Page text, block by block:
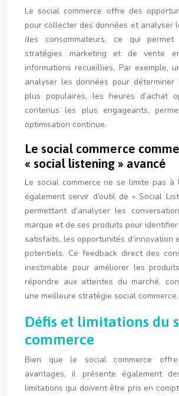
Le social commerce offre des
pour collecter des données et analyser
des consommateurs, ce qui permet
stratégies marketing et de vente
informations recueillies. Par exemple,
analyser les données pour
plus populaires, les heures d’achat
contenus les plus engageants,
optimisation continue.
Le social commerce
« social listening » avancé
Le social commerce ne se limite pas
également servir d’outil de « Social
permettant d’analyser les
marque et de ses produits pour
satisfaits, les opportunités d’innovation
potentiels. Ce feedback direct des
inestimable pour améliorer les
répondre aux attentes du marché,
une meilleure stratégie social commerce.
Défis et limitations du
commerce
Bien que le social commerce
avantages, il présente également
limitations qui doivent être pris en